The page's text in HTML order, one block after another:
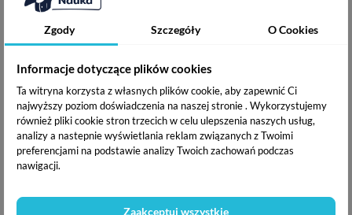
Czytam sylabami. Puzzle edukacyjne + książka
Wiek: 3-6 lat
Umiejętności:
Cena
34,90 złCena
27,92 zł
Zgody Szczegóły O Cookies
Informacje dotyczące plików cookies
Ta witryna korzysta z własnych plików cookie, aby zapewnić Ci
najwyższy poziom doświadczenia na naszej stronie . Wykorzystujemy
również pliki cookie stron trzecich w celu ulepszenia naszych usług,
analizy a nastepnie wyświetlania reklam związanych z Twoimi
preferencjami na podstawie analizy Twoich zachowań podczas
nawigacji.
Zaakceptuj wszystkie